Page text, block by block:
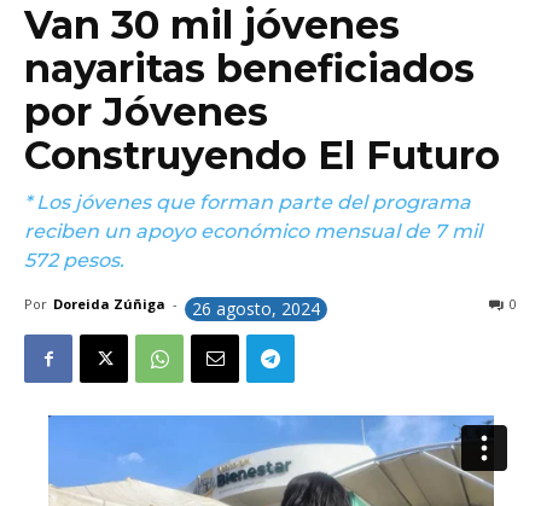
Van 30 mil jóvenes
nayaritas beneficiados
por Jóvenes
Construyendo El Futuro
* Los jóvenes que forman parte del programa
reciben un apoyo económico mensual de 7 mil
572 pesos.
Por Doreida Zúñiga - 26 agosto, 2024 0